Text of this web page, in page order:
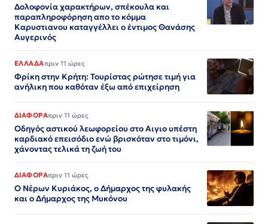
Δολοφονία χαρακτήρων, σπέκουλα και
παραπληροφόρηση απο το κόμμα
Καρυστιανου καταγγέλλει ο έντιμος Θανάσης
Αυγερινός
ΕΛΛΑΔΑπριν 11 ώρες
Φρίκη στην Κρήτη: Τουρίστας ρώτησε τιμή για
ανήλικη που καθόταν έξω από επιχείρηση
ΔΙΑΦΟΡΑπριν 11 ώρες
Οδηγός αστικού λεωφορείου στο Αιγιο υπέστη
καρδιακό επεισόδιο ενώ βρισκόταν στο τιμόνι,
χάνοντας τελικά τη ζωή του
ΔΙΑΦΟΡΑπριν 11 ώρες
Ο Νέρων Κυριάκος, o Δήμαρχος της φυλακής
και ο Δήμαρχος της Μυκόνου